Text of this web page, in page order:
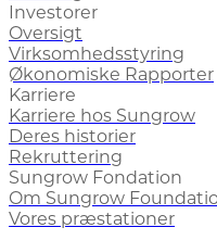
Investorer
Oversigt
Virksomhedsstyring
Økonomiske Rapporter
Karriere
Karriere hos Sungrow
Deres historier
Rekruttering
Sungrow Fondation
Om Sungrow
Vores præstationer